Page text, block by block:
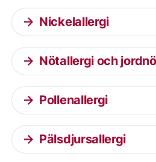
Nickelallergi
Nötallergi och
Pollenallergi
Pälsdjursallergi